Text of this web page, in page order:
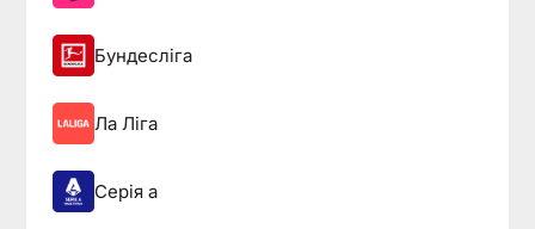
Бундесліга
Ла Ліга
Серія а